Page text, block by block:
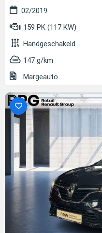
02/2019
159 PK (117 KW)
Handgeschakeld
147 g/km
Margeauto